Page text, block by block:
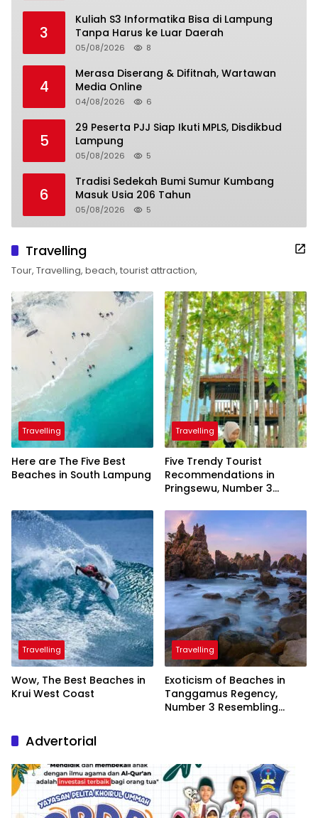
3
Kuliah S3 Informatika Bisa di Lampung
Tanpa Harus ke Luar Daerah
05/08/2026 8
4
Merasa Diserang & Difitnah, Wartawan
Media Online
04/08/2026 6
5
29 Peserta PJJ Siap Ikuti MPLS, Disdikbud
Lampung
05/08/2026 5
6
Tradisi Sedekah Bumi Sumur Kumbang
Masuk Usia 206 Tahun
05/08/2026 5
Travelling
Tour, Travelling, beach, tourist attraction,
Travelling
Here are The Five Best
Beaches in South Lampung
Travelling
Five Trendy Tourist
Recommendations in
Pringsewu, Number 3
President
Travelling
Wow, The Best Beaches in
Krui West Coast
Travelling
Exoticism of Beaches in
Tanggamus Regency,
Number 3 Resembling
Advertorial